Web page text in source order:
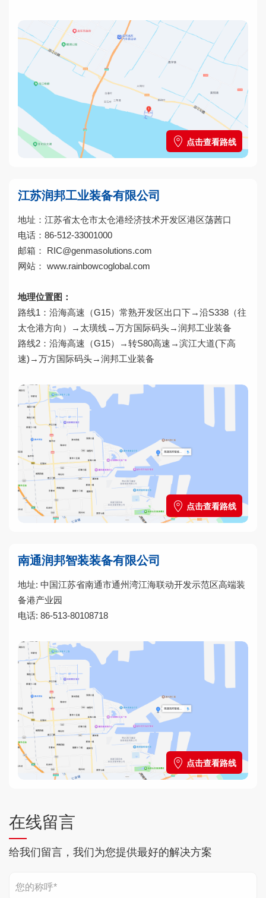
点击查看路线
江苏润邦工业装备有限公司
地址：江苏省太仓市太仓港经济技术开发区港区荡茜口
电话：86-512-33001000
邮箱： RIC@genmasolutions.com
网站： www.rainbowcoglobal.com
地理位置图：
路线1：沿海高速（G15）常熟开发区出口下→沿S338（往
太仓港方向）→太璜线→万方国际码头→润邦工业装备
路线2：沿海高速（G15）→转S80高速→滨江大道(下高
速)→万方国际码头→润邦工业装备
点击查看路线
南通润邦智装装备有限公司
地址: 中国江苏省南通市通州湾江海联动开发示范区高端装
备港产业园
电话: 86-513-80108718
点击查看路线
在线留言
给我们留言，我们为您提供最好的解决方案